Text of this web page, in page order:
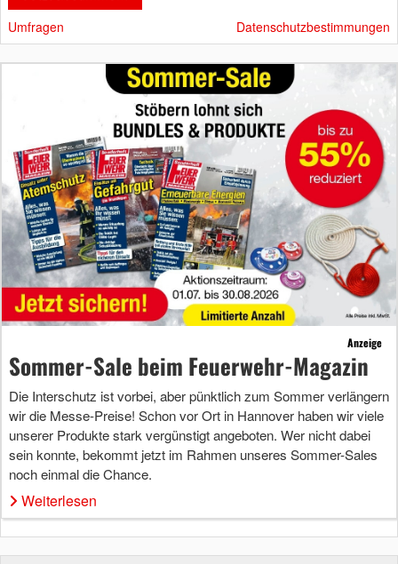
Umfragen Datenschutzbestimmungen
Anzeige
Sommer-Sale beim Feuerwehr-Magazin
Die Interschutz ist vorbei, aber pünktlich zum Sommer verlängern
wir die Messe-Preise! Schon vor Ort in Hannover haben wir viele
unserer Produkte stark vergünstigt angeboten. Wer nicht dabei
sein konnte, bekommt jetzt im Rahmen unseres Sommer-Sales
noch einmal die Chance.
Weiterlesen